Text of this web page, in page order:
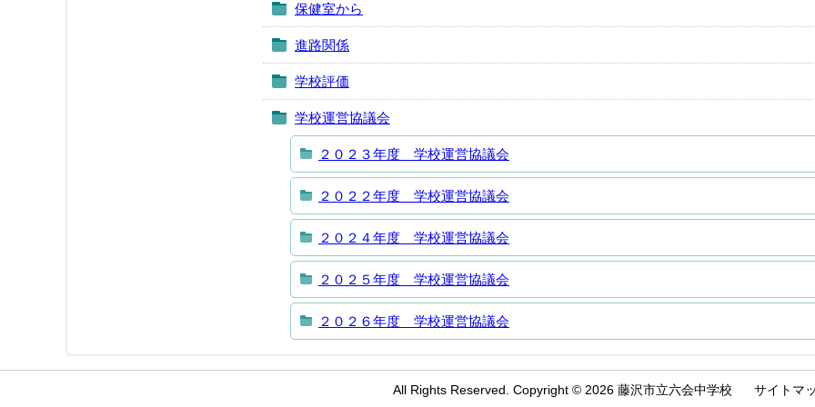
保健室から
進路関係
学校評価
学校運営協議会
２０２３年度 学校運営協議会
２０２２年度 学校運営協議会
２０２４年度 学校運営協議会
２０２５年度 学校運営協議会
２０２６年度 学校運営協議会
All Rights Reserved. Copyright © 2026 藤沢市立六会中学校 サイトマ